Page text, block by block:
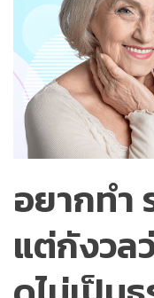
อยากทำ
แต่กังวล